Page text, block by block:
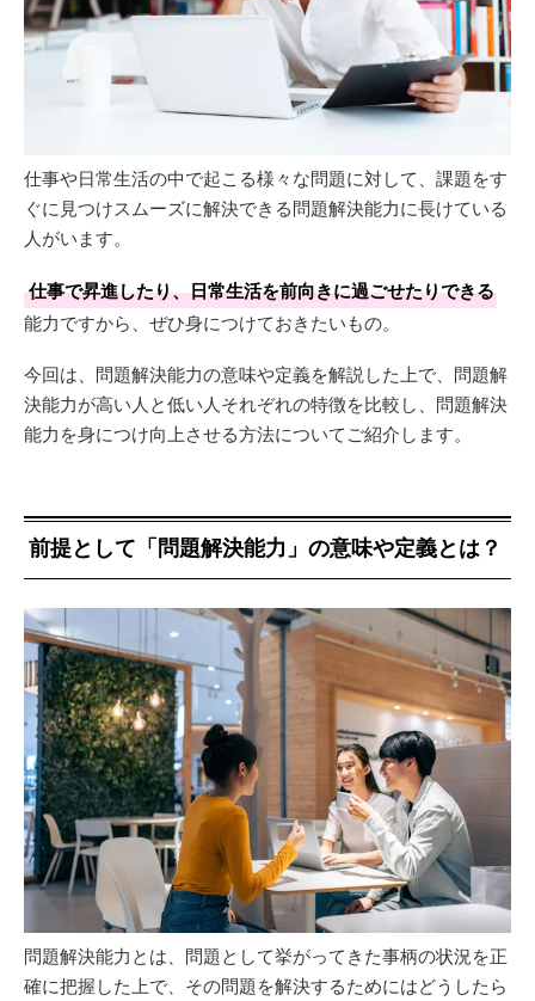
仕事や日常生活の中で起こる様々な問題に対して、課題をす
ぐに見つけスムーズに解決できる問題解決能力に長けている
人がいます。
仕事で昇進したり、日常生活を前向きに過ごせたりできる
能力ですから、ぜひ身につけておきたいもの。
今回は、問題解決能力の意味や定義を解説した上で、問題解
決能力が高い人と低い人それぞれの特徴を比較し、問題解決
能力を身につけ向上させる方法についてご紹介します。
前提として「問題解決能力」の意味や定義とは？
問題解決能力とは、問題として挙がってきた事柄の状況を正
確に把握した上で、その問題を解決するためにはどうしたら